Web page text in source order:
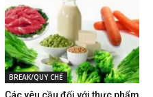
BREAK/QUY CHẾ